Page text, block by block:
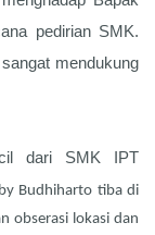
pedirian SMK.
mendukung
dari SMK IPT
Budhiharto tiba di
obserasi lokasi dan